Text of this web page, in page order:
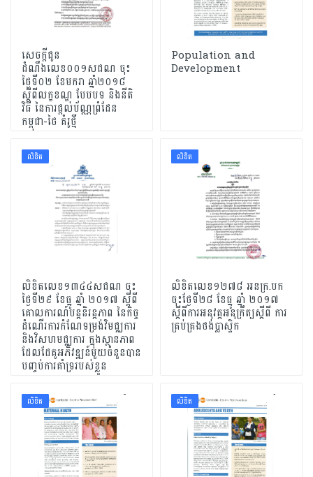
សេចក្តីជូន
ដំណឹងលេខ០០១សជណ ចុះ
ថ្ងៃទី០២ ខែមករា ឆ្នាំ២០១៨
ស្តីពីលក្ខខណ្ឌ បែបបទ និងនីតិ
វិធី នៃការផ្តល់ប័ណ្ណព្រំដែន
កម្ពុជា-ថៃ គំរូថ្មី
Population and
Development
លិខិត
លិខិតលេខ១៣៤៤សជណ ចុះ
ថ្ងៃទី២៩ ខែធ្នូ ឆ្នាំ ២០១៧ ស្តីពី
គោលការណ៍បន្តនិរន្តភាព នៃកិច្ច
ដំណើរការកំណែទម្រង់វិមជ្ឈការ
និងវិសហមជ្ឈការ ក្នុងស្ថានភាព
ដែលដែគូអភិវឌ្ឍន៍មួយចំនួនបាន
បញ្ចប់ការគាំទ្ររបស់ខ្លួន
លិខិត
លិខិតលេខ១២៧៨ អនក្រ.បក
ចុះថ្ងែទី២៨ ខែធ្នូ ឆ្នាំ ២០១៧
ស្ដីពីការអនុវត្តអនុក្រឹត្យស្តីពី ការ
គ្រប់គ្រងថង់ប្លាស្ទិក
លិខិត លិខិត